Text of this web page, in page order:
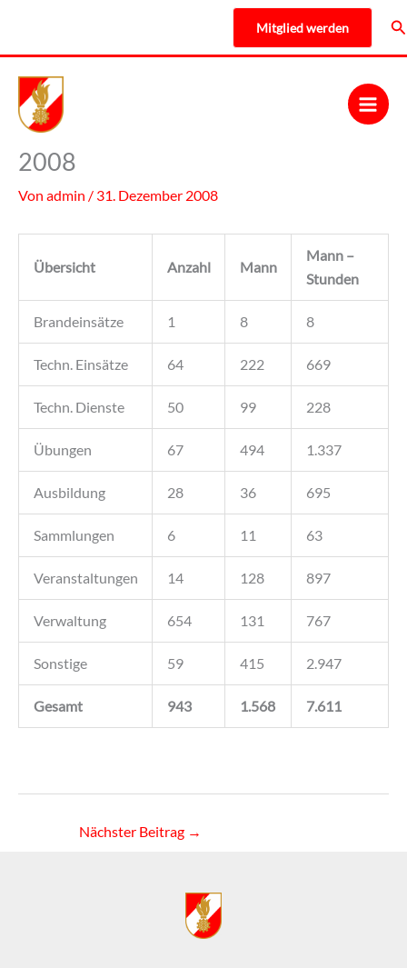
springen
Mitglied werden
2008
Von admin / 31. Dezember 2008
Übersicht Anzahl Mann
Mann –
Stunden
Brandeinsätze 1 8 8
Techn. Einsätze 64 222 669
Techn. Dienste 50 99 228
Übungen 67 494 1.337
Ausbildung 28 36 695
Sammlungen 6 11 63
Veranstaltungen 14 128 897
Verwaltung 654 131 767
Sonstige 59 415 2.947
Gesamt 943 1.568 7.611
Nächster Beitrag →